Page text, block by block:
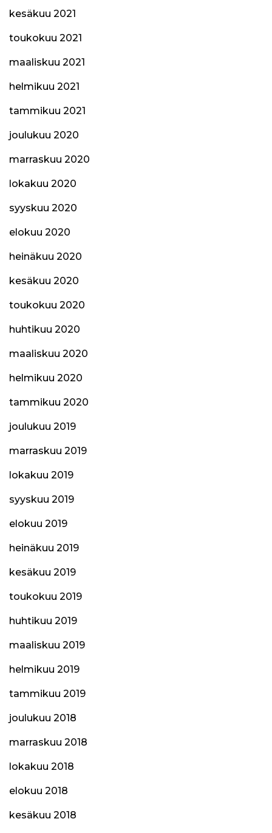
kesäkuu 2021
toukokuu 2021
maaliskuu 2021
helmikuu 2021
tammikuu 2021
joulukuu 2020
marraskuu 2020
lokakuu 2020
syyskuu 2020
elokuu 2020
heinäkuu 2020
kesäkuu 2020
toukokuu 2020
huhtikuu 2020
maaliskuu 2020
helmikuu 2020
tammikuu 2020
joulukuu 2019
marraskuu 2019
lokakuu 2019
syyskuu 2019
elokuu 2019
heinäkuu 2019
kesäkuu 2019
toukokuu 2019
huhtikuu 2019
maaliskuu 2019
helmikuu 2019
tammikuu 2019
joulukuu 2018
marraskuu 2018
lokakuu 2018
elokuu 2018
kesäkuu 2018